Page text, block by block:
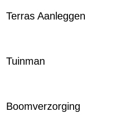
Terras Aanleggen
Tuinman
Boomverzorging